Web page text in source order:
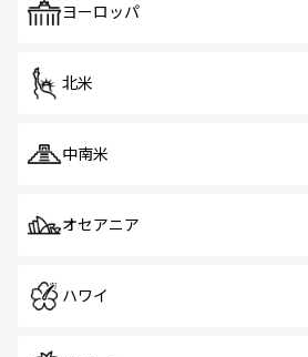
で、ホーカーズは地元の風情を
ヨーロッパ
北米
中南米
オセアニア
ハワイ